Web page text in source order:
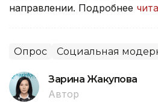
направлении. Подробнее
Опрос Социальная
Зарина Жакупова
Автор